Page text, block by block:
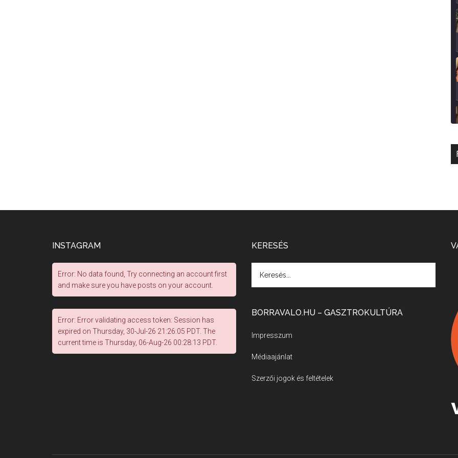
INSTAGRAM
Error: No data found, Try connecting an account first
and make sure you have posts on your account.
Error: Error validating access token: Session has
expired on Thursday, 30-Jul-26 21:26:05 PDT. The
current time is Thursday, 06-Aug-26 00:28:13 PDT.
KERESÉS
BORRAVALO.HU – GASZTROKULTÚRA
Impresszum
Médiaajánlat
Szerzői jogok és feltételek